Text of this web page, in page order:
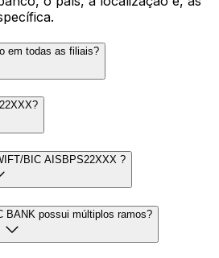
em todas as filiais?
BIC AISBPS22XXX ?
BANK possui múltiplos ramos?